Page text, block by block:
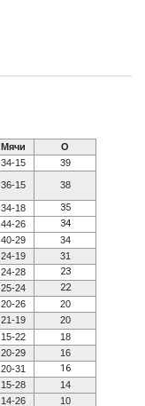
Мячи
О
34-15 39
36-15 38
34-18 35
44-26 34
40-29
34
24-19
31
24-28 23
25-24 22
20-26
20
21-19
20
15-22
18
20-29
16
20-31 16
15-28
14
14-26
10